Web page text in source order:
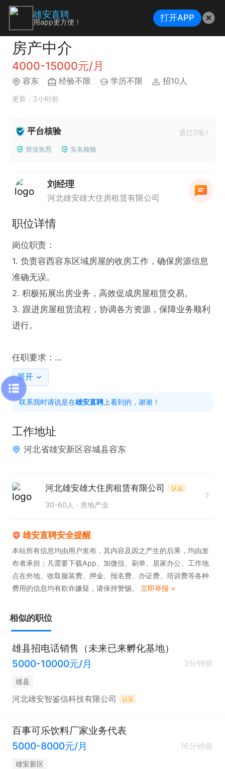
房产中介
4000-15000元/月
容东 经验不限 学历不限 招10人
更新：2小时前
平台核验 通过2项
营业执照 实名核验
刘经理
河北雄安雄大住房租赁有限公司
职位详情
岗位职责：
1. 负责容西容东区域房屋的收房工作，确保房源信息
准确无误。
2. 积极拓展出房业务，高效促成房屋租赁交易。
3. 跟进房屋租赁流程，协调各方资源，保障业务顺利
进行。
任职要求：
1. 具备房产相关经验者优先考虑。
2. 拥有良好的沟通能力与客户服务意识。
3. 工作认真负责，具备较强的执行力。
展开
联系我时请说是在雄安直聘 上看到的，谢谢！
工作地址
河北省雄安新区容城县容东
河北雄安雄大住房租赁有限公司 认证
30-60人 房地产业
雄安直聘安全提醒
本站所有信息均由用户发布，其内容及因之产生的后果，均由发
布者承担；凡需要下载App、加微信、刷单、居家办公、工作地
点在外地、收取服装费、押金、报名费、办证费、培训费等各种
费用的信息均有欺诈嫌疑，请保持警惕。 立即举报 >
相似的职位
雄县招电话销售（未来已来孵化基地）
5000-10000元/月
3分钟前
雄县
河北雄安智鉴信科技有限公司 认证
百事可乐饮料厂家业务代表
5000-8000元/月
16分钟前
雄安新区
雄安直聘
用app更方便！ 打开APP